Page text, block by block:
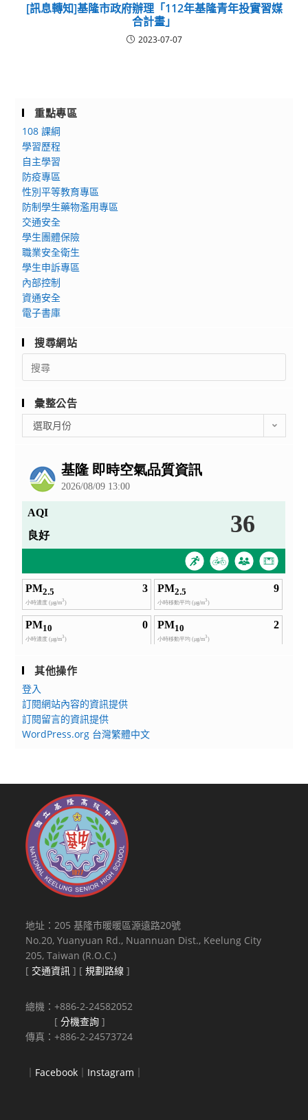
[訊息轉知]基隆市政府辦理「112年基隆青年投實習媒
合計畫」
2023-07-07
重點專區
108 課綱
學習歷程
自主學習
防疫專區
性別平等教育專區
防制學生藥物濫用專區
交通安全
學生團體保險
職業安全衛生
學生申訴專區
內部控制
資通安全
電子書庫
搜尋網站
Search
for:
彙整公告
整
選取月份
其他操作
登入
訂閱網站內容的資訊提供
訂閱留言的資訊提供
WordPress.org 台灣繁體中文
地址：205 基隆市暖暖區源遠路20號
No.20, Yuanyuan Rd., Nuannuan Dist., Keelung City
205, Taiwan (R.O.C.)
[ 交通資訊 ] [規劃路線 ]
總機：+886-2-24582052
[分機查詢 ]
傳真：+886-2-24573724
｜ Facebook ｜ Instagram ｜